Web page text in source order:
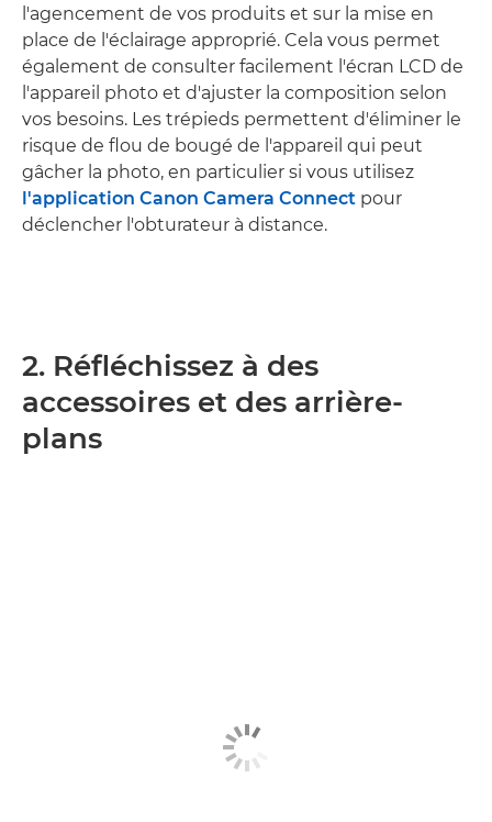
l'agencement de vos produits et sur la mise en
place de l'éclairage approprié. Cela vous permet
également de consulter facilement l'écran LCD de
l'appareil photo et d'ajuster la composition selon
vos besoins. Les trépieds permettent d'éliminer le
risque de flou de bougé de l'appareil qui peut
gâcher la photo, en particulier si vous utilisez
l'application Canon Camera Connect pour
déclencher l'obturateur à distance.
2. Réfléchissez à des
accessoires et des arrière-
plans